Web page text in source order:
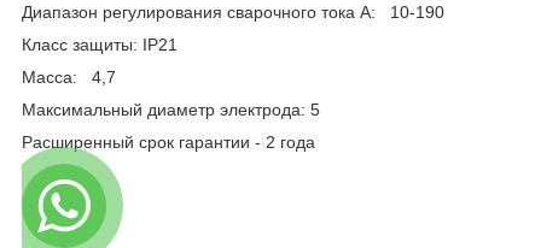
Диапазон регулирования сварочного тока А: 10-190
Класс защиты: IP21
Масса: 4,7
Максимальный диаметр электрода: 5
Расширенный срок гарантии - 2 года